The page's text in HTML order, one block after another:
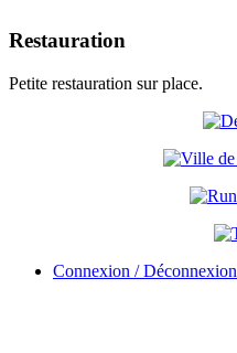
Restauration
Petite restauration sur place.
Connexion / Déconnexion